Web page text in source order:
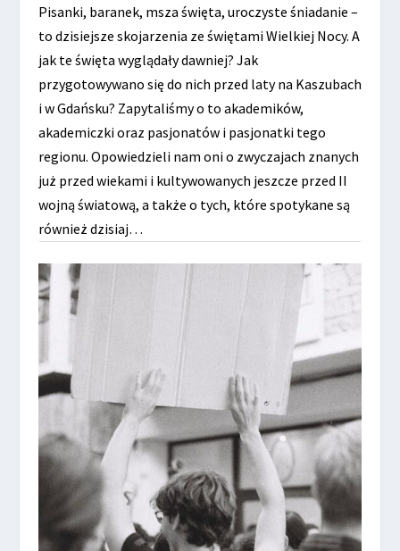
Pisanki, baranek, msza święta, uroczyste śniadanie –
to dzisiejsze skojarzenia ze świętami Wielkiej Nocy. A
jak te święta wyglądały dawniej? Jak
przygotowywano się do nich przed laty na Kaszubach
i w Gdańsku? Zapytaliśmy o to akademików,
akademiczki oraz pasjonatów i pasjonatki tego
regionu. Opowiedzieli nam oni o zwyczajach znanych
już przed wiekami i kultywowanych jeszcze przed II
wojną światową, a także o tych, które spotykane są
również dzisiaj…